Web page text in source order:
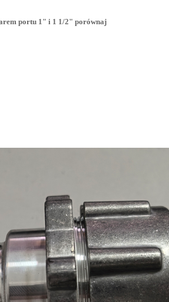
portu 1" i 1 1/2" porównaj